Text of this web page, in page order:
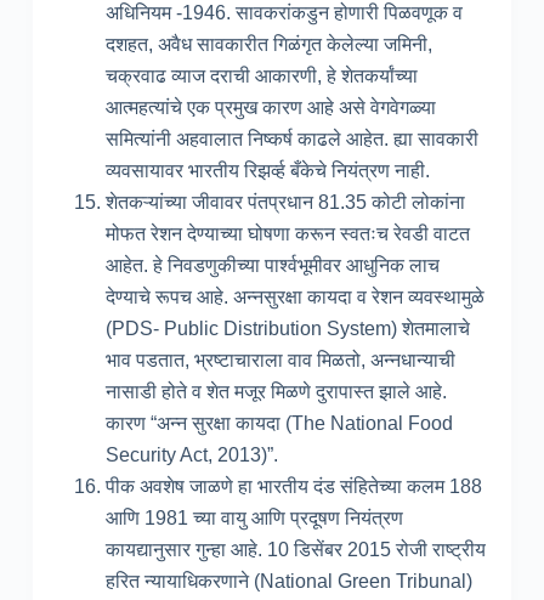
अधिनियम -1946. सावकरांकडुन होणारी पिळवणूक व
दशहत, अवैध सावकारीत गिळंगृत केलेल्या जमिनी,
चक्रवाढ व्याज दराची आकारणी, हे शेतकर्यांच्या
आत्महत्यांचे एक प्रमुख कारण आहे असे वेगवेगळ्या
समित्यांनी अहवालात निष्कर्ष काढले आहेत. ह्या सावकारी
व्यवसायावर भारतीय रिझर्व्ह बँकेचे नियंत्रण नाही.
शेतकऱ्यांच्या जीवावर पंतप्रधान 81.35 कोटी लोकांना
मोफत रेशन देण्याच्या घोषणा करून स्वतःच रेवडी वाटत
आहेत. हे निवडणुकीच्या पार्श्वभूमीवर आधुनिक लाच
देण्याचे रूपच आहे. अन्नसुरक्षा कायदा व रेशन व्यवस्थामुळे
(PDS- Public Distribution System) शेतमालाचे
भाव पडतात, भ्रष्टाचाराला वाव मिळतो, अन्नधान्याची
नासाडी होते व शेत मजूर मिळणे दुरापास्त झाले आहे.
कारण “अन्न सुरक्षा कायदा (The National Food
Security Act, 2013)”.
पीक अवशेष जाळणे हा भारतीय दंड संहितेच्या कलम 188
आणि 1981 च्या वायु आणि प्रदूषण नियंत्रण
कायद्यानुसार गुन्हा आहे. 10 डिसेंबर 2015 रोजी राष्ट्रीय
हरित न्यायाधिकरणाने (National Green Tribunal)